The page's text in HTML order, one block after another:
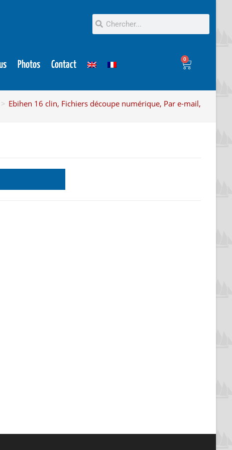
Photos Contact
0
> Ebihen 16 clin, Fichiers découpe numérique, Par e-mail,